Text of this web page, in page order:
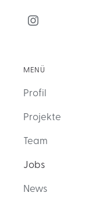
MENÜ
Profil
Projekte
Team
Jobs
News